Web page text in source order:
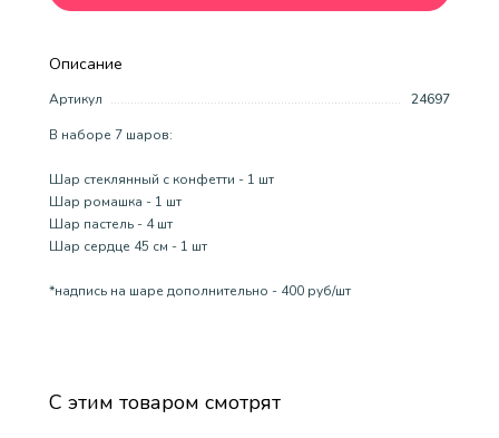
Описание
Артикул
24697
В наборе 7 шаров:
Шар стеклянный с конфетти - 1 шт
Шар ромашка - 1 шт
Шар пастель - 4 шт
Шар сердце 45 см - 1 шт
*надпись на шаре дополнительно - 400 руб/шт
С этим товаром смотрят